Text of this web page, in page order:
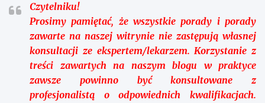
Czytelniku!
Prosimy pamiętać, że wszystkie porady i porady
zawarte na naszej witrynie nie zastępują własnej
konsultacji ze ekspertem/lekarzem. Korzystanie z
treści zawartych na naszym blogu w praktyce
zawsze powinno być konsultowane z
profesjonalistą o odpowiednich kwalifikacjach.